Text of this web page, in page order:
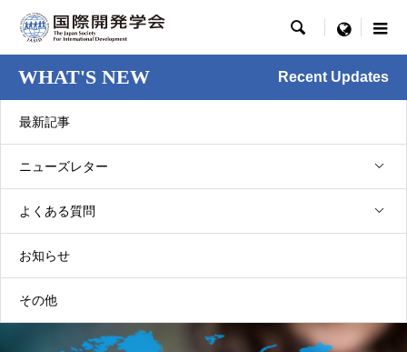
 menu
WHAT'S NEW Recent Updates
最新記事
ニューズレター
よくある質問
お知らせ
その他
NL37巻1号 [2026.02]
グローバル連携委員会からのお知らせ
（2026年2月）
2026.02.01